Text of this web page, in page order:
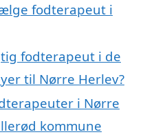
fodterapeut i
fodterapeut i de
til Nørre Herlev?
i Nørre
kommune